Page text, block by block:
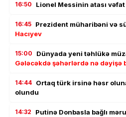
16:50 Lionel Messinin atası
16:45 Prezident müharibəni və
Hacıyev
15:00
Dünyada yeni təhlükə
Gələcəkdə şəhərlərdə nə dəyişə
14:44 Ortaq türk irsinə həsr
olundu
14:32
Putinə Donbasla bağlı